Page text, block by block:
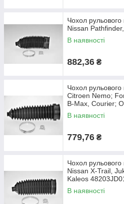
Чохол
Nissan
В наявності
882,36 ₴
Чохол
Citroen Nemo;
B-Max, Courier;
В наявності
779,76 ₴
Чохол рульового
Nissan X-Trail,
Kaleos
В наявності